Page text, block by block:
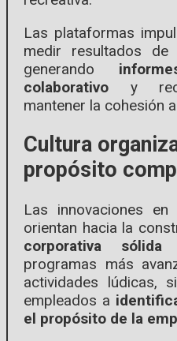
Las plataformas
medir resultados de
generando
colaborativo y
mantener la cohesión
Cultura
propósito
Las innovaciones
orientan hacia la
corporativa
programas más
actividades lúdicas,
empleados a
el propósito de la